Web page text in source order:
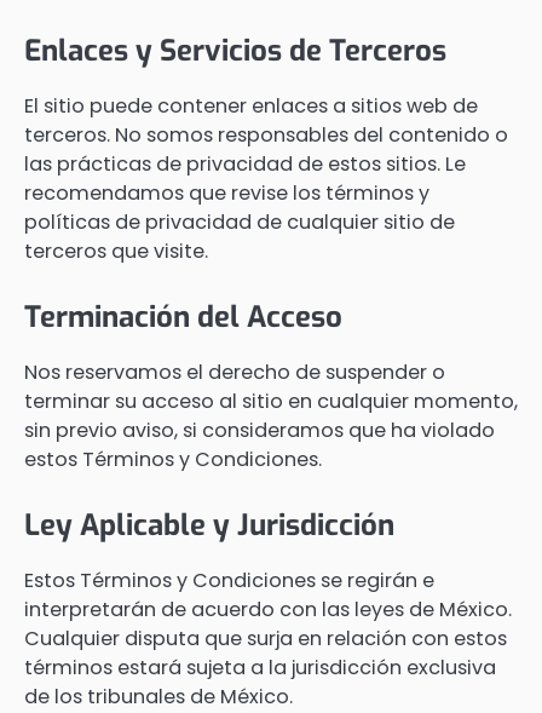
Enlaces y Servicios de Terceros
El sitio puede contener enlaces a sitios web de
terceros. No somos responsables del contenido o
las prácticas de privacidad de estos sitios. Le
recomendamos que revise los términos y
políticas de privacidad de cualquier sitio de
terceros que visite.
Terminación del Acceso
Nos reservamos el derecho de suspender o
terminar su acceso al sitio en cualquier momento,
sin previo aviso, si consideramos que ha violado
estos Términos y Condiciones.
Ley Aplicable y Jurisdicción
Estos Términos y Condiciones se regirán e
interpretarán de acuerdo con las leyes de México.
Cualquier disputa que surja en relación con estos
términos estará sujeta a la jurisdicción exclusiva
de los tribunales de México.